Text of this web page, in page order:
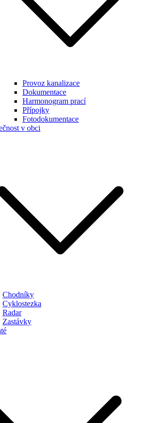
Provoz kanalizace
Dokumentace
Harmonogram prací
Přípojky
Fotodokumentace
v obci
Chodníky
Cyklostezka
Radar
Zastávky